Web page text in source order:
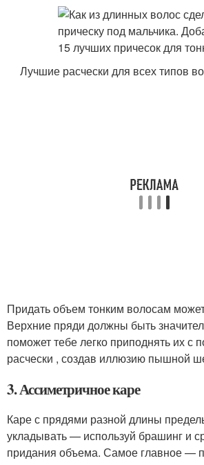
Лучшие расчески для всех типов
Придать объем тонким волосам
Верхние пряди должны быть
поможет тебе легко приподнять их с
расчески , создав иллюзию пышной
3. Ассиметричное каре
Каре с прядями разной длины
укладывать — используй брашинг и
придания объема. Самое главное —